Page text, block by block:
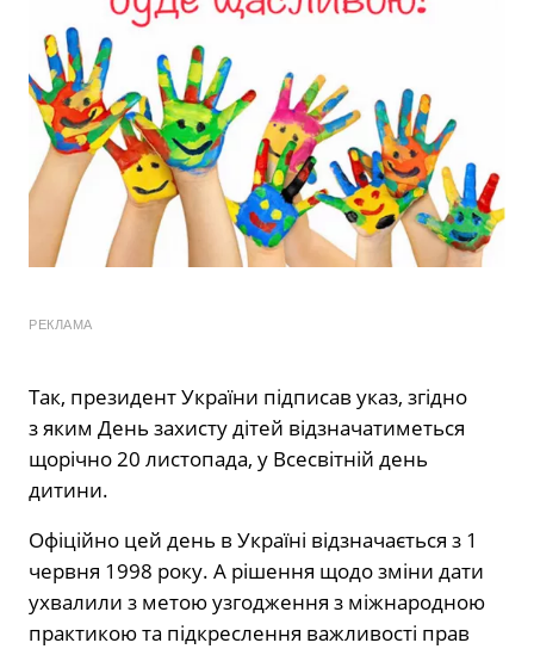
РЕКЛАМА
Так, президент України підписав указ, згідно
з яким День захисту дітей відзначатиметься
щорічно 20 листопада, у Всесвітній день
дитини.
Офіційно цей день в Україні відзначається з 1
червня 1998 року. А рішення щодо зміни дати
ухвалили з метою узгодження з міжнародною
практикою та підкреслення важливості прав